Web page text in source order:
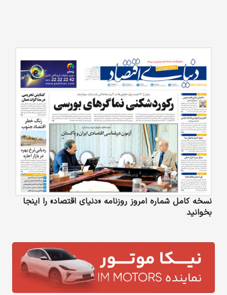
نسخه کامل شماره امروز روزنامه «دنیای‌ اقتصاد» را اینجا
بخوانید